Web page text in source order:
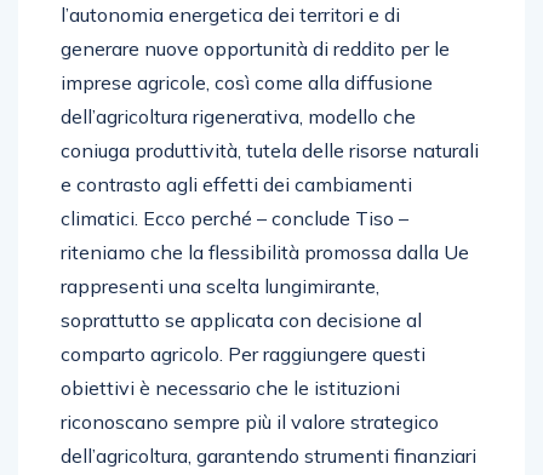
l’autonomia energetica dei territori e di
generare nuove opportunità di reddito per le
imprese agricole, così come alla diffusione
dell’agricoltura rigenerativa, modello che
coniuga produttività, tutela delle risorse naturali
e contrasto agli effetti dei cambiamenti
climatici. Ecco perché – conclude Tiso –
riteniamo che la flessibilità promossa dalla Ue
rappresenti una scelta lungimirante,
soprattutto se applicata con decisione al
comparto agricolo. Per raggiungere questi
obiettivi è necessario che le istituzioni
riconoscano sempre più il valore strategico
dell’agricoltura, garantendo strumenti finanziari